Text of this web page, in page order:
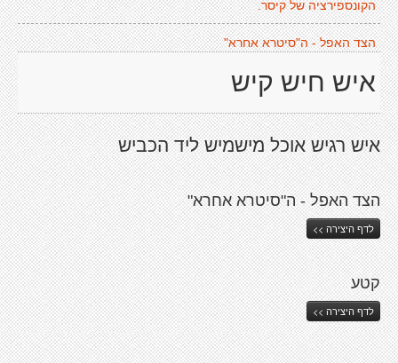
הקונספירציה של קיסר.
הצד האפל - ה"סיטרא אחרא"
איש חיש קיש
איש רגיש אוכל מישמיש ליד הכביש
הצד האפל - ה"סיטרא אחרא"
לדף היצירה >>
קטע
לדף היצירה >>